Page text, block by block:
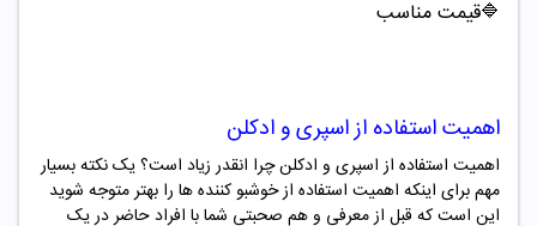
🔷قیمت مناسب
اهمیت استفاده از اسپری و ادکلن
اهمیت استفاده از اسپری و ادکلن چرا انقدر زیاد است؟ یک نکته بسیار
مهم برای اینکه اهمیت استفاده از خوشبو کننده ها را بهتر متوجه شوید
این است که قبل از معرفی و هم صحبتی شما با افراد حاضر در یک